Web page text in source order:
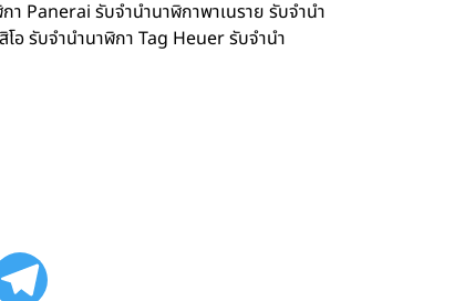
Panerai รับจำนำนาฬิกาพาเนราย รับจำนำ
อ รับจำนำนาฬิกา Tag Heuer รับจำนำ